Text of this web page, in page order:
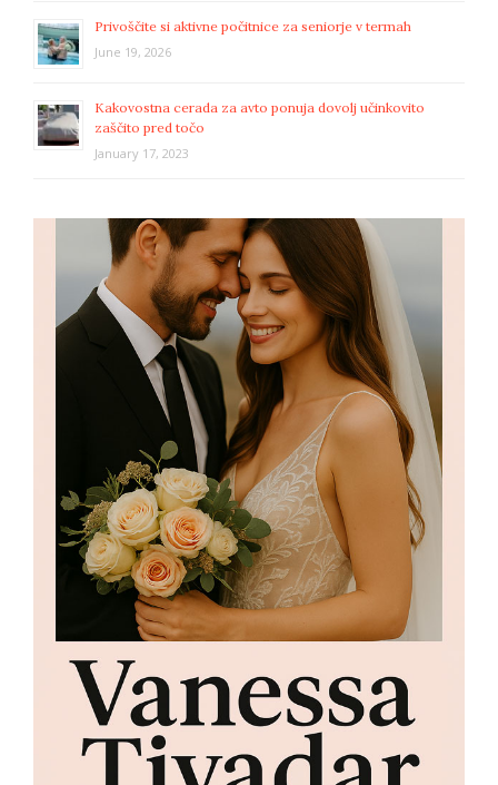
Privoščite si aktivne počitnice za seniorje v termah
June 19, 2026
Kakovostna cerada za avto ponuja dovolj učinkovito
zaščito pred točo
January 17, 2023